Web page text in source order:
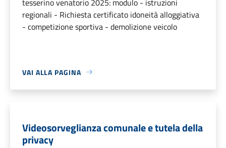
tesserino venatorio 2025: modulo - istruzioni
regionali - Richiesta certificato idoneità alloggiativa
- competizione sportiva - demolizione veicolo
VAI ALLA PAGINA
Videosorveglianza comunale e tutela della
privacy